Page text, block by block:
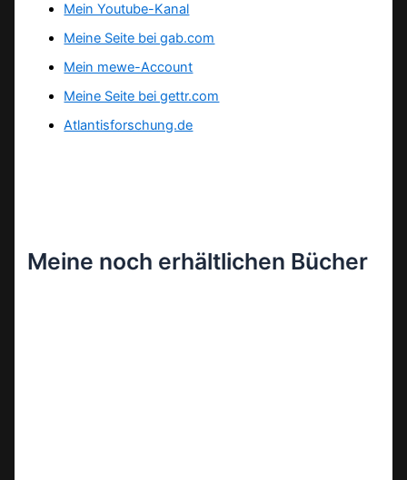
Mein Youtube-Kanal
Meine Seite bei gab.com
Mein mewe-Account
Meine Seite bei gettr.com
Atlantisforschung.de
Meine noch erhältlichen Bücher